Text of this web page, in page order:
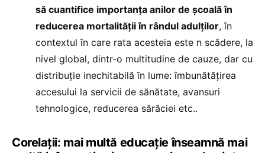
să cuantifice importanța anilor de școală în
reducerea mortalității în rândul adulților, în
contextul în care rata acesteia este n scădere, la
nivel global, dintr-o multitudine de cauze, dar cu
distribuție inechitabilă în lume: îmbunătățirea
accesului la servicii de sănătate, avansuri
tehnologice, reducerea sărăciei etc..
Corelații: mai multă educație înseamnă mai